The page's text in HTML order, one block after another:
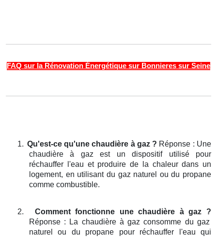
FAQ sur la Rénovation Énergétique sur Bonnieres sur Seine
1. Qu'est-ce qu'une chaudière à gaz ? Réponse : Une
chaudière à gaz est un dispositif utilisé pour
réchauffer l'eau et produire de la chaleur dans un
logement, en utilisant du gaz naturel ou du propane
comme combustible.
2.
Comment fonctionne une chaudière à gaz ?
Réponse : La chaudière à gaz consomme du gaz
naturel ou du propane pour réchauffer l'eau qui